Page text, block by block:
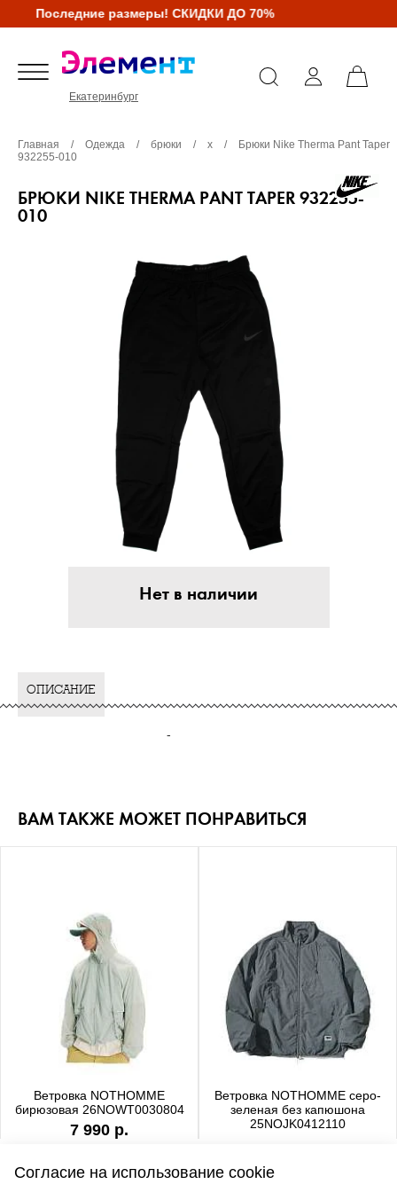
Последние размеры! СКИДКИ ДО 70%
Екатеринбург
Главная / Одежда / брюки / х /
Брюки Nike Therma Pant Taper
932255-010
БРЮКИ NIKE THERMA PANT TAPER 932255-
010
Нет в наличии
ОПИСАНИЕ
-
ВАМ ТАКЖЕ МОЖЕТ ПОНРАВИТЬСЯ
Ветровка NOTHOMME
бирюзовая 26NOWT0030804
7 990 р.
Ветровка NOTHOMME серо-
зеленая без капюшона
25NOJK0412110
Согласие на использование cookie